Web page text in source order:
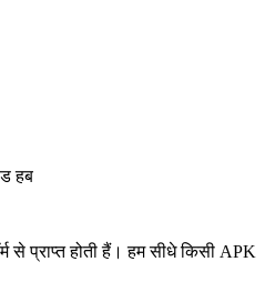
हब
से प्राप्त होती हैं। हम सीधे किसी APK